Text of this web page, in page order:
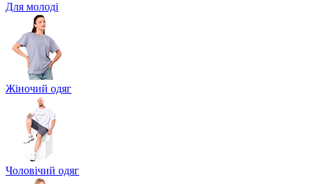
Для молоді
Жіночий одяг
Чоловічий одяг